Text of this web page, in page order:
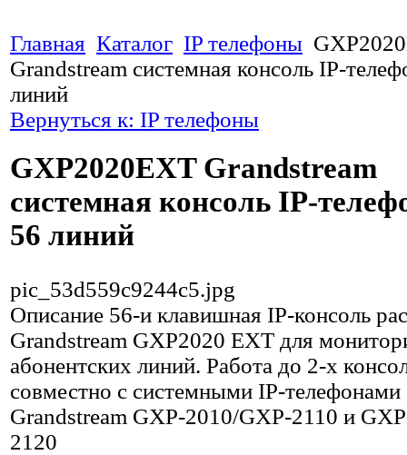
Главная Каталог IP телефоны
Grandstream системная консоль IP-
линий
Вернуться к: IP телефоны
GXP2020EXT Grandstream
системная консоль IP-
56 линий
pic_53d559c9244c5.jpg
Описание 56-и клавишная IP-консоль
Grandstream GXP2020 EXT для
абонентских линий. Работа до 2-х
совместно с системными IP-телефонами
Grandstream GXP-2010/GXP-2110 и
2120